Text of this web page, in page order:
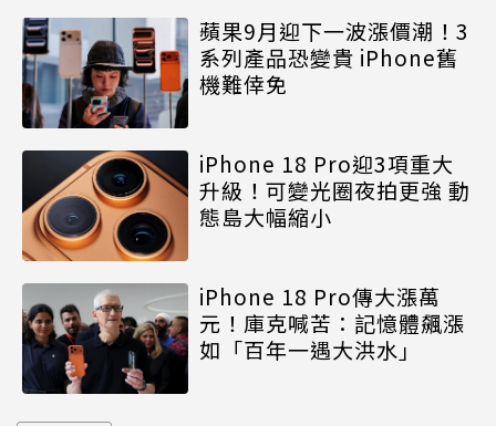
蘋果9月迎下一波漲價潮！3
系列產品恐變貴 iPhone舊
機難倖免
iPhone 18 Pro迎3項重大
升級！可變光圈夜拍更強 動
態島大幅縮小
iPhone 18 Pro傳大漲萬
元！庫克喊苦：記憶體飆漲
如「百年一遇大洪水」